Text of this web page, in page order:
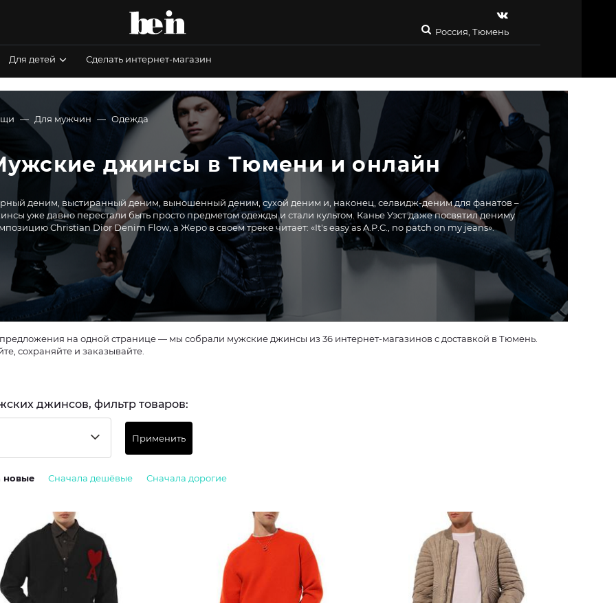
Россия, Тюмень
Для детей Сделать интернет-магазин
Для мужчин Одежда
джинсы в Тюмени и онлайн
деним, выстиранный деним, выношенный деним, сухой деним и, наконец, селвидж-деним для фанатов –
давно перестали быть просто предметом одежды и стали культом. Канье Уэст даже посвятил дениму
Christian Dior Denim Flow, а Жеро в своем треке читает: «It's easy as A.P.C., no patch on my jeans».
на одной странице — мы собрали мужские джинсы из 36 интернет-магазинов с доставкой в Тюмень.
сохраняйте и заказывайте.
джинсов, фильтр товаров:
Применить
новые Сначала дешёвые Сначала дорогие